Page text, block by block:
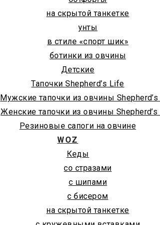
на скрытой танкетке
унты
в стиле «спорт шик»
ботинки из овчины
Детские
Тапочки Shepherd’s Life
Мужские тапочки из овчины
Женские тапочки из овчины
Резиновые сапоги на овчине
WOZ
Кеды
со стразами
с шипами
с бисером
на скрытой танкетке